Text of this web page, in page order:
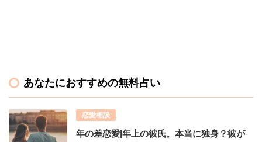
あなたにおすすめの無料占い
恋愛相談
年の差恋愛|年上の彼氏。本当に独身？彼が